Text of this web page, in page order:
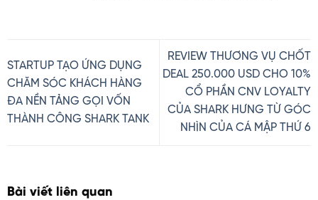
STARTUP TẠO ỨNG DỤNG
CHĂM SÓC KHÁCH HÀNG
ĐA NỀN TẢNG GỌI VỐN
THÀNH CÔNG SHARK TANK
REVIEW THƯƠNG VỤ CHỐT
DEAL 250.000 USD CHO 10%
CỔ PHẦN CNV LOYALTY
CỦA SHARK HƯNG TỪ GÓC
NHÌN CỦA CÁ MẬP THỨ 6
Bài viết liên quan